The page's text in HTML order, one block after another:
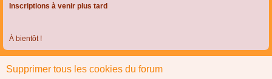
Inscriptions à venir plus tard
À bientôt !
Supprimer tous les cookies du forum